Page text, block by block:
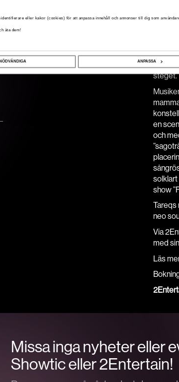
eller kakor (cookies) för att anpassa innehåll och annonser till dig som
äta dem!
ANPASSA
säger
Att
även
steget.
en
och
solklart
show
Tareqs
neo
Via
med
Läs
Missa inga nyheter eller
Showtic eller 2Entertain!